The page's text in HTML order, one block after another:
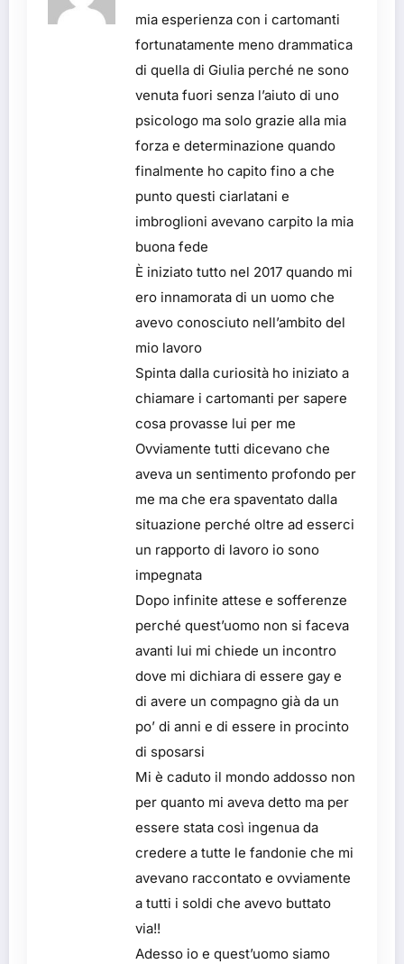
mia esperienza con i cartomanti
fortunatamente meno drammatica
di quella di Giulia perché ne sono
venuta fuori senza l’aiuto di uno
psicologo ma solo grazie alla mia
forza e determinazione quando
finalmente ho capito fino a che
punto questi ciarlatani e
imbroglioni avevano carpito la mia
buona fede
È iniziato tutto nel 2017 quando mi
ero innamorata di un uomo che
avevo conosciuto nell’ambito del
mio lavoro
Spinta dalla curiosità ho iniziato a
chiamare i cartomanti per sapere
cosa provasse lui per me
Ovviamente tutti dicevano che
aveva un sentimento profondo per
me ma che era spaventato dalla
situazione perché oltre ad esserci
un rapporto di lavoro io sono
impegnata
Dopo infinite attese e sofferenze
perché quest’uomo non si faceva
avanti lui mi chiede un incontro
dove mi dichiara di essere gay e
di avere un compagno già da un
po’ di anni e di essere in procinto
di sposarsi
Mi è caduto il mondo addosso non
per quanto mi aveva detto ma per
essere stata così ingenua da
credere a tutte le fandonie che mi
avevano raccontato e ovviamente
a tutti i soldi che avevo buttato
via!!
Adesso io e quest’uomo siamo